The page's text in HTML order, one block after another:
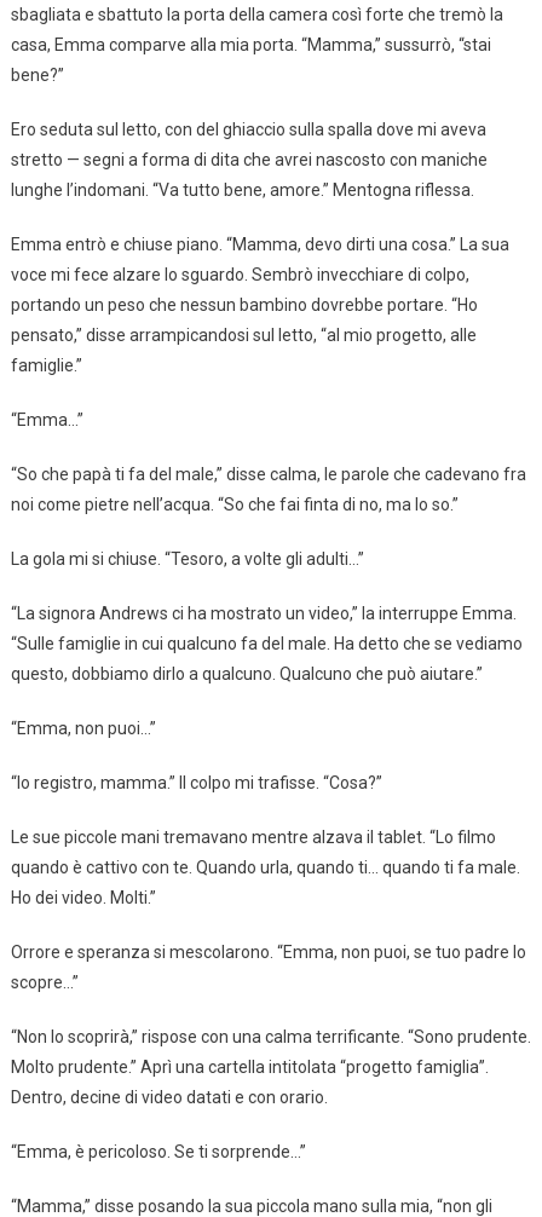
sbagliata e sbattuto la porta della camera così forte che tremò la
casa, Emma comparve alla mia porta. “Mamma,” sussurrò, “stai
bene?”
Ero seduta sul letto, con del ghiaccio sulla spalla dove mi aveva
stretto — segni a forma di dita che avrei nascosto con maniche
lunghe l’indomani. “Va tutto bene, amore.” Men­togna riflessa.
Emma entrò e chiuse piano. “Mamma, devo dirti una cosa.” La sua
voce mi fece alzare lo sguardo. Sembrò invecchiare di colpo,
portando un peso che nessun bambino dovrebbe portare. “Ho
pensato,” disse arrampicandosi sul letto, “al mio progetto, alle
famiglie.”
“Emma…”
“So che papà ti fa del male,” disse calma, le parole che cadevano fra
noi come pietre nell’acqua. “So che fai finta di no, ma lo so.”
La gola mi si chiuse. “Tesoro, a volte gli adulti…”
“La signora Andrews ci ha mostrato un video,” la interruppe Emma.
“Sulle famiglie in cui qualcuno fa del male. Ha detto che se vediamo
questo, dobbiamo dirlo a qualcuno. Qualcuno che può aiutare.”
“Emma, non puoi…”
“Io registro, mamma.” Il colpo mi trafisse. “Cosa?”
Le sue piccole mani tremavano mentre alzava il tablet. “Lo filmo
quando è cattivo con te. Quando urla, quando ti… quando ti fa male.
Ho dei video. Molti.”
Orrore e speranza si mescolarono. “Emma, non puoi, se tuo padre lo
scopre…”
“Non lo scoprirà,” rispose con una calma terrificante. “Sono prudente.
Molto prudente.” Aprì una cartella intitolata “progetto famiglia”.
Dentro, decine di video datati e con orario.
“Emma, è pericoloso. Se ti sorprende…”
“Mamma,” disse posando la sua piccola mano sulla mia, “non gli